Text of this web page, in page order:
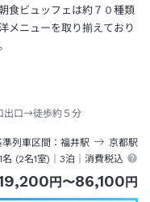
食ビュッフェは約７０種類
メニューを取り揃えており
出口→徒歩約５分
準列車区間 福井駅 京都駅
名 (2名1室)｜ 3泊 ｜消費税込
円 〜86,100 円